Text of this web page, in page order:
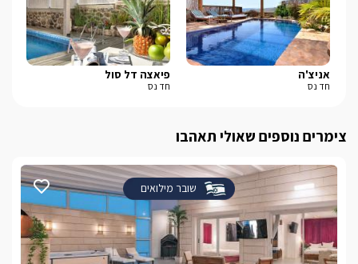
אניצ'ה
חד נס
פיאצה דל סול
חד נס
צימרים נוספים שאולי תאהבו
שובר מילואים